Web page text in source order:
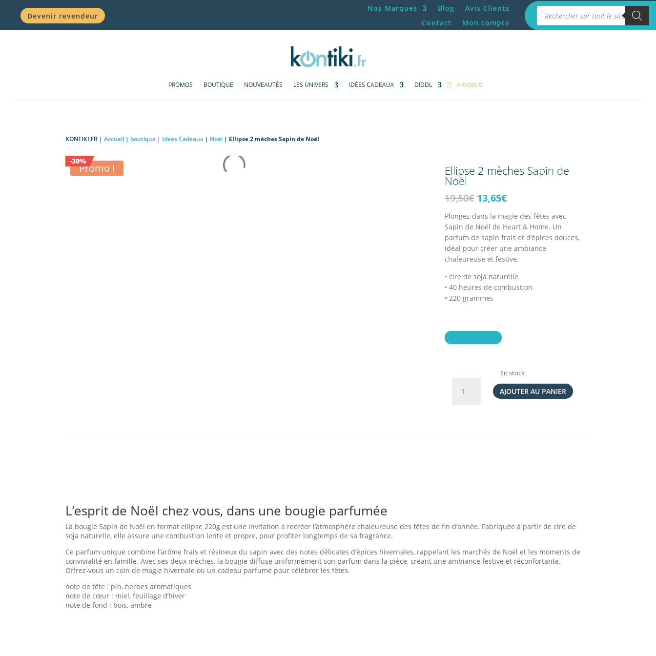
Devenir revendeur
Nos Marques Blog
Avis Clients
Contact
Mon compte
PROMOS BOUTIQUE NOUVEAUTÉS LES UNIVERS IDÉES CADEAUX DIDDL Articles 0
KONTIKI.FR |Accueil | boutique | Idées Cadeaux | Noël | Ellipse 2 mèches Sapin de Noël
Promo !
-30%
Ellipse 2 mèches Sapin de
Noël
19,50€ Le
prix
initial
était :
19,50€.
13,65€Le
prix
actuel
est :
13,65€.
Plongez dans la magie des fêtes avec
Sapin de Noël de Heart & Home. Un
parfum de sapin frais et d’épices douces,
idéal pour créer une ambiance
chaleureuse et festive.
• cire de soja naturelle
• 40 heures de combustion
• 220 grammes
en savoir plus
En stock
AJOUTER AU PANIER
L’esprit de Noël chez vous, dans une bougie parfumée
La bougie Sapin de Noël en format ellipse 220g est une invitation à recréer l’atmosphère chaleureuse des fêtes de fin d’année. Fabriquée à partir de cire de
soja naturelle, elle assure une combustion lente et propre, pour profiter longtemps de sa fragrance.
Ce parfum unique combine l’arôme frais et résineux du sapin avec des notes délicates d’épices hivernales, rappelant les marchés de Noël et les moments de
convivialité en famille. Avec ses deux mèches, la bougie diffuse uniformément son parfum dans la pièce, créant une ambiance festive et réconfortante.
Offrez-vous un coin de magie hivernale ou un cadeau parfumé pour célébrer les fêtes.
note de tête : pin, herbes aromatiques
note de cœur : miel, feuillage d’hiver
note de fond : bois, ambre